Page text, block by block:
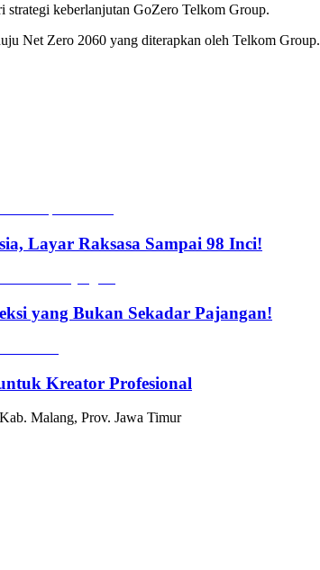
strategi keberlanjutan GoZero Telkom Group.
Net Zero 2060 yang diterapkan oleh Telkom Group.
Layar Raksasa Sampai 98 Inci!
yang Bukan Sekadar Pajangan!
Kreator Profesional
Malang, Prov. Jawa Timur